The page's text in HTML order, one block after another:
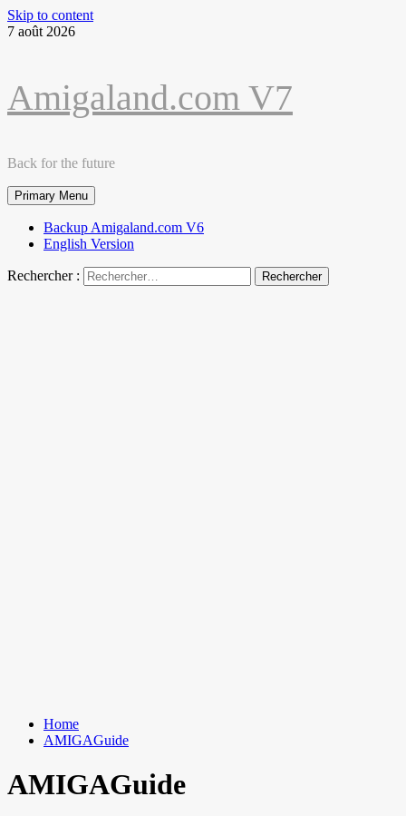
Skip to content
7 août 2026
Amigaland.com V7
Back for the future
Primary Menu
Backup Amigaland.com V6
English Version
Rechercher :
Home
AMIGAGuide
AMIGAGuide